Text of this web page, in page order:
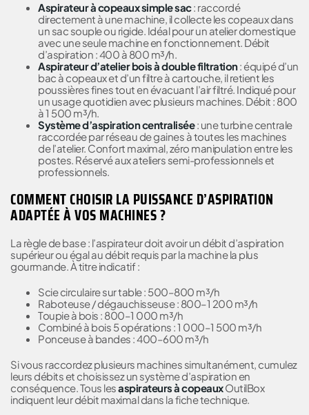
Aspirateur à copeaux simple sac: raccordé
directement à une machine, il collecte les copeaux dans
un sac souple ou rigide. Idéal pour un atelier domestique
avec une seule machine en fonctionnement. Débit
d’aspiration : 400 à 800 m³/h.
Aspirateur d’atelier bois à double filtration: équipé d’un
bac à copeaux et d’un filtre à cartouche, il retient les
poussières fines tout en évacuant l’air filtré. Indiqué pour
un usage quotidien avec plusieurs machines. Débit : 800
à 1 500 m³/h.
Système d’aspiration centralisée: une turbine centrale
raccordée par réseau de gaines à toutes les machines
de l’atelier. Confort maximal, zéro manipulation entre les
postes. Réservé aux ateliers semi-professionnels et
professionnels.
COMMENT CHOISIR LA PUISSANCE D’ASPIRATION
ADAPTÉE À VOS MACHINES ?
La règle de base : l’aspirateur doit avoir un débit d’aspiration
supérieur ou égal au débit requis par la machine la plus
gourmande. À titre indicatif :
Scie circulaire sur table : 500–800 m³/h
Raboteuse / dégauchisseuse : 800–1 200 m³/h
Toupie à bois : 800–1 000 m³/h
Combiné à bois 5 opérations : 1 000–1 500 m³/h
Ponceuse à bandes : 400–600 m³/h
Si vous raccordez plusieurs machines simultanément, cumulez
leurs débits et choisissez un système d’aspiration en
conséquence. Tous lesaspirateurs à copeauxOutilBox
indiquent leur débit maximal dans la fiche technique.